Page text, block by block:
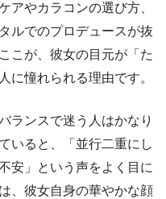
アやカラコンの選び方、
ルでのプロデュースが抜
こが、彼女の目元が「た
に憧れられる理由です。
ランスで迷う人はかなり
いると、「並行二重にし
安」という声をよく目に
、彼女自身の華やかな顔